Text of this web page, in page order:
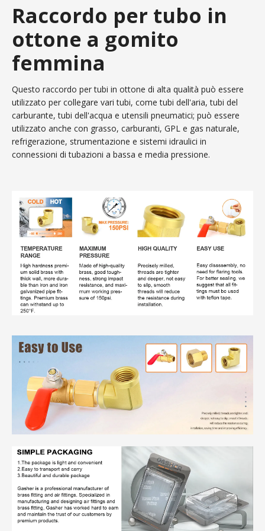
Raccordo per tubo in
ottone a gomito
femmina
Questo raccordo per tubi in ottone di alta qualità può essere
utilizzato per collegare vari tubi, come tubi dell'aria, tubi del
carburante, tubi dell'acqua e utensili pneumatici; può essere
utilizzato anche con grasso, carburanti, GPL e gas naturale,
refrigerazione, strumentazione e sistemi idraulici in
connessioni di tubazioni a bassa e media pressione.